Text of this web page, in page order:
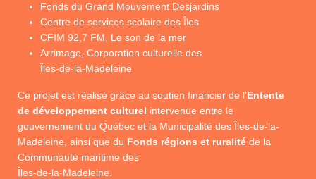
Fonds du Grand Mouvement Desjardins
Centre de services scolaire des Îles
CFIM 92,7 FM, Le son de la mer
Arrimage, Corporation culturelle des
Îles-de-la-Madeleine
Ce projet est réalisé grâce au soutien financier de l’Entente
de développement culturel intervenue entre le
gouvernement du Québec et la Municipalité des Îles-de-la-
Madeleine, ainsi que du Fonds régions et ruralité de la
Communauté maritime des
Îles-de-la-Madeleine.